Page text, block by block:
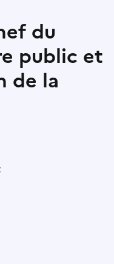
du
public et
de la